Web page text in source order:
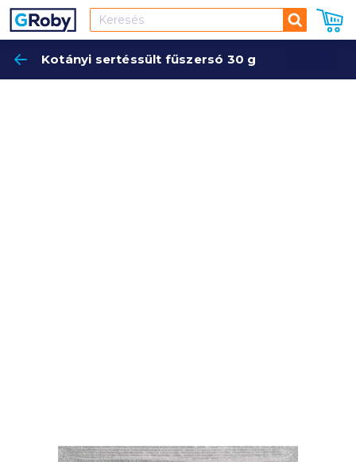
Keresés
Kotányi sertéssült fűszersó 30 g